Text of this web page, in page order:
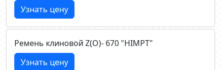
Узнать цену
Ремень клиновой Z(О)- 670 "HIMPT"
Узнать цену